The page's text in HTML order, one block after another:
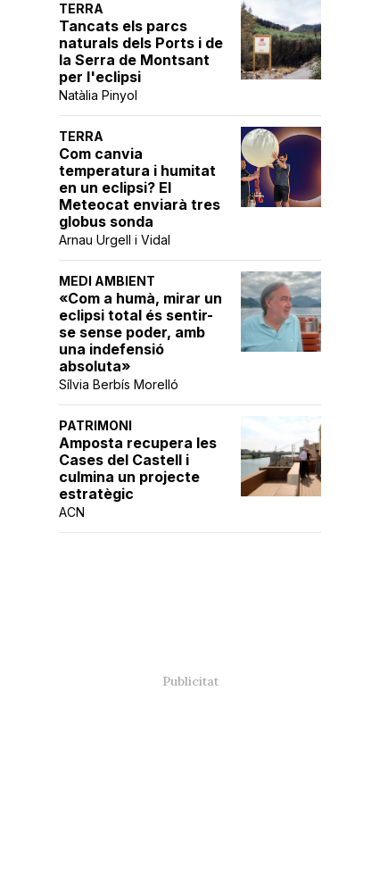
TERRA
Tancats els parcs
naturals dels Ports i de
la Serra de Montsant
per l'eclipsi
Natàlia Pinyol
TERRA
Com canvia
temperatura i humitat
en un eclipsi? El
Meteocat enviarà tres
globus sonda
Arnau Urgell i Vidal
MEDI AMBIENT
«Com a humà, mirar un
eclipsi total és sentir-
se sense poder, amb
una indefensió
absoluta»
Sílvia Berbís Morelló
PATRIMONI
Amposta recupera les
Cases del Castell i
culmina un projecte
estratègic
ACN